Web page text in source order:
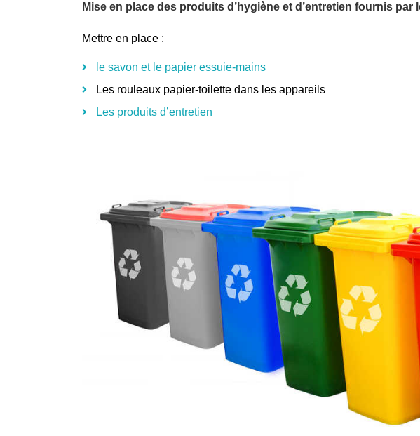
Mise en place des produits d’hygiène et d’entretien fournis
Mettre en place :
le savon et le papier essuie-mains
Les rouleaux papier-toilette dans les appareils
Les produits d’entretien